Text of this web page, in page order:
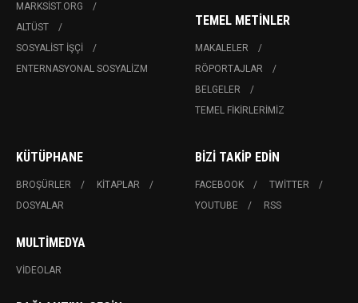
MARKSIST.ORG
ALTÜST
SOSYALIST İŞÇI
ENTERNASYONAL SOSYALIZM
TEMEL METINLER
MAKALELER
RÖPORTAJLAR
BELGELER
TEMEL FIKIRLERIMIZ
KÜTÜPHANE
BROŞÜRLER
KITAPLAR
DOSYALAR
MULTIMEDYA
VIDEOLAR
BIZI TAKIP EDIN
FACEBOOK
TWITTER
YOUTUBE
RSS